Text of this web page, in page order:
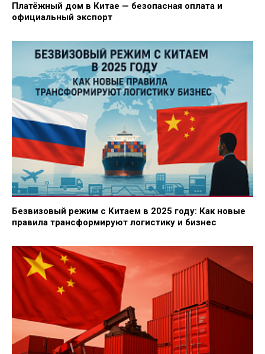
Платёжный дом в Китае — безопасная оплата и
официальный экспорт
Безвизовый режим с Китаем в 2025 году: Как новые
правила трансформируют логистику и бизнес